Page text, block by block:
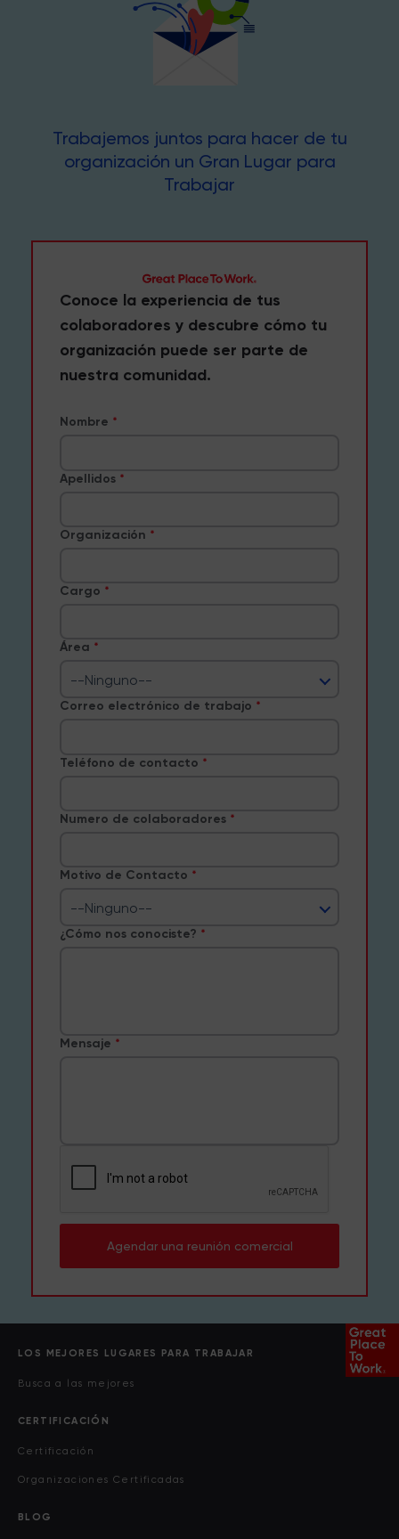
Trabajemos juntos para hacer de tu
organización un Gran Lugar para
Trabajar
Conoce la experiencia de tus
colaboradores y descubre cómo tu
organización puede ser parte de
nuestra comunidad.
Nombre
Apellidos
Organización
Cargo
Área
--Ninguno--
Correo electrónico de trabajo
Teléfono de contacto
Numero de colaboradores
Motivo de Contacto
--Ninguno--
¿Cómo nos conociste?
Mensaje
Agendar una reunión comercial
LOS MEJORES LUGARES PARA TRABAJAR
Busca a las mejores
CERTIFICACIÓN
Certificación
Organizaciones Certificadas
BLOG